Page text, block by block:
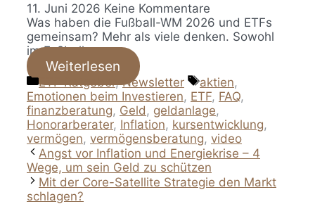
11. Juni 2026 Keine Kommentare
Was haben die Fußball-WM 2026 und ETFs
gemeinsam? Mehr als viele denken. Sowohl
im Fußball…
Weiterlesen
Kategorien
ETF Ratgeber,Newsletter Schlagwörter
aktien,
Emotionen beim Investieren, ETF, FAQ,
finanzberatung, Geld , geldanlage,
Honorarberater, Inflation, kursentwicklung,
vermögen, vermögensberatung, video
Angst vor Inflation und Energiekrise – 4
Wege, um sein Geld zu schützen
Mit der Core-Satellite Strategie den Markt
schlagen?